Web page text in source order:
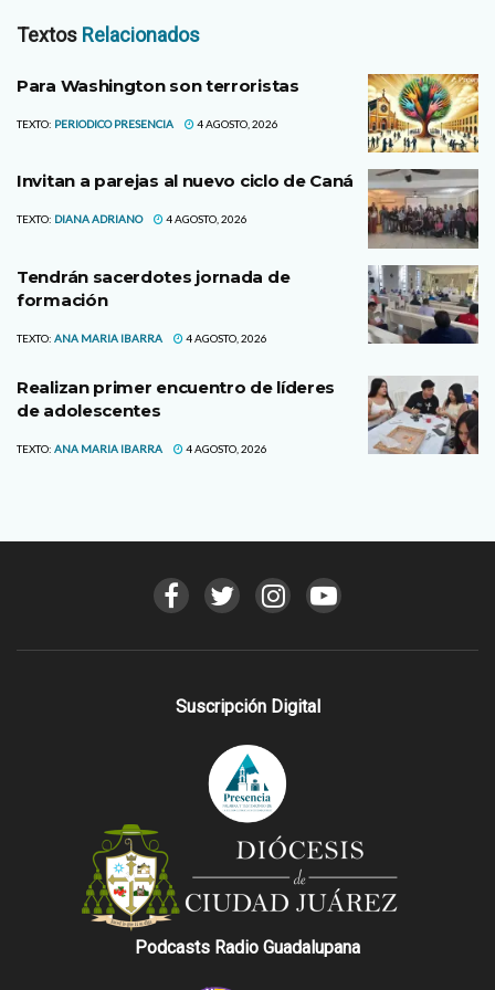
Textos Relacionados
Para Washington son terroristas
TEXTO: PERIODICO PRESENCIA 4 AGOSTO, 2026
Invitan a parejas al nuevo ciclo de Caná
TEXTO: DIANA ADRIANO 4 AGOSTO, 2026
Tendrán sacerdotes jornada de
formación
TEXTO: ANA MARIA IBARRA 4 AGOSTO, 2026
Realizan primer encuentro de líderes
de adolescentes
TEXTO: ANA MARIA IBARRA 4 AGOSTO, 2026
Suscripción Digital
Podcasts Radio Guadalupana